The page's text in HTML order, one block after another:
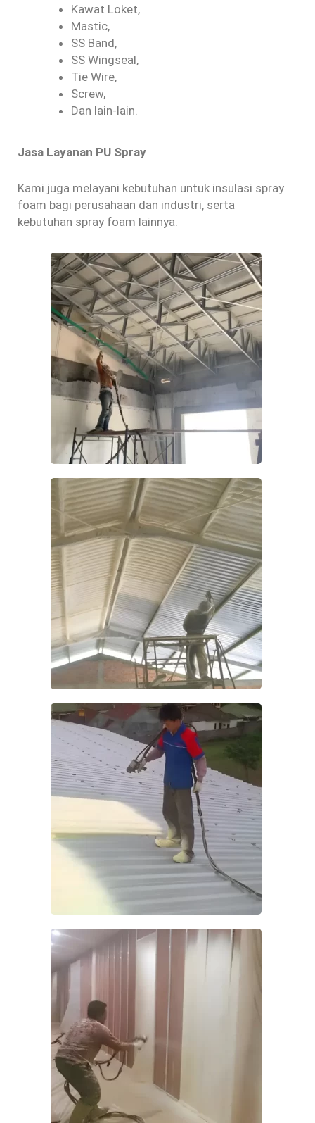
Kawat Loket,
Mastic,
SS Band,
SS Wingseal,
Tie Wire,
Screw,
Dan lain-lain.
Jasa Layanan PU Spray
Kami juga melayani kebutuhan untuk insulasi spray
foam bagi perusahaan dan industri, serta
kebutuhan spray foam lainnya.